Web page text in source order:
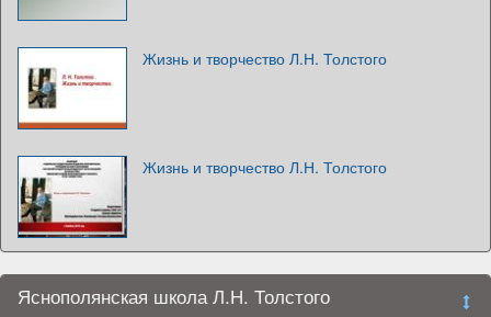
Жизнь и творчество Л.Н. Толстого
Жизнь и творчество Л.Н. Толстого
Яснополянская школа Л.Н. Толстого